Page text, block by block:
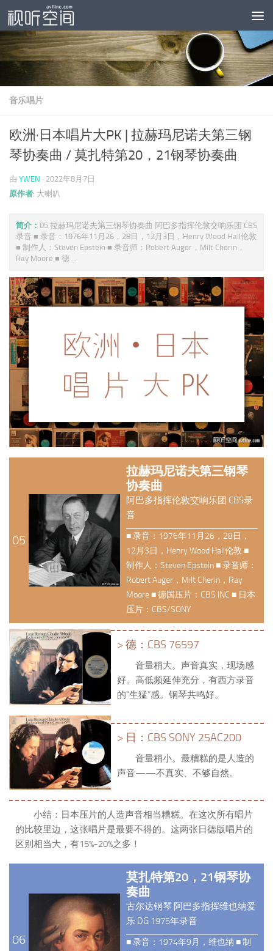
跳至内容
音乐唱片
欧洲·日本唱片大PK | 拉赫玛尼诺夫第三钢
琴协奏曲 / 莫扎特第20，21钢琴协奏曲
由 YWEN · 2022年8月7日
原作者: 大喇叭
简介： 05 拉赫玛尼诺夫第三钢琴协奏曲 阿巴多指挥伦敦交响乐团 CBS
录音 ■ 录音：1976年11月26，28日，12月3日，Henry Wood Hall伦敦
■ 制作人：Steven Epstein ■ 录音师：Robert Auger，Milt Cherin，
Ray Moore ■ 德 ...
05
拉赫玛尼诺夫第三钢琴
协奏曲
阿巴多指挥伦敦交响乐团 CBS录
音
■ 录音：1976年11月26，28日，
12月3日，Henry Wood Hall伦敦 ■
制作人：Steven Epstein ■ 录音师：
Robert Auger，Milt Cherin，Ray
Moore ■ 德国压片：CBS INC ■ 日本
压片：CBS/SONY
> 德：CBS 76597
音量稍大。声音真实，现场感
好。高低频延伸充分，有西方录音
的“生猛”感。钢琴共鸣好。
> 日：CBS SONY 25AC200
音量稍小。最糟糕的是人造的
声音——不真实、不够自然。
小结：日本压片的人造声音相当糟糕。在这次所有唱片
的比较里边，这张唱片是最要不得的。这两张日德版唱片的
区别相当大，有15%-20%之多！
06
莫扎特第20，21钢琴协
奏曲
古尔达钢琴 阿巴多指挥维也纳爱
乐 DG 1975年录音
■ 录音：1974年9月，维也纳 ■ 制